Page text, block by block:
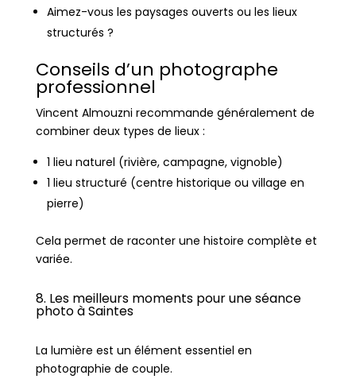
Aimez-vous les paysages ouverts ou les lieux
structurés ?
Conseils d’un photographe
professionnel
Vincent Almouzni recommande généralement de
combiner deux types de lieux :
1 lieu naturel (rivière, campagne, vignoble)
1 lieu structuré (centre historique ou village en
pierre)
Cela permet de raconter une histoire complète et
variée.
8. Les meilleurs moments pour une séance
photo à Saintes
La lumière est un élément essentiel en
photographie de couple.